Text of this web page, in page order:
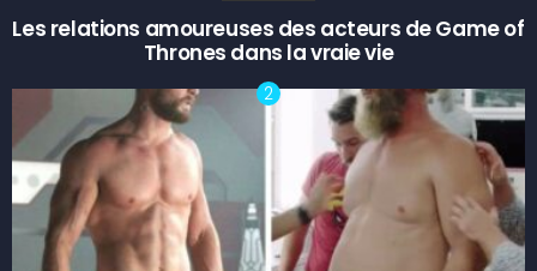
Les relations amoureuses des acteurs de Game of
Thrones dans la vraie vie